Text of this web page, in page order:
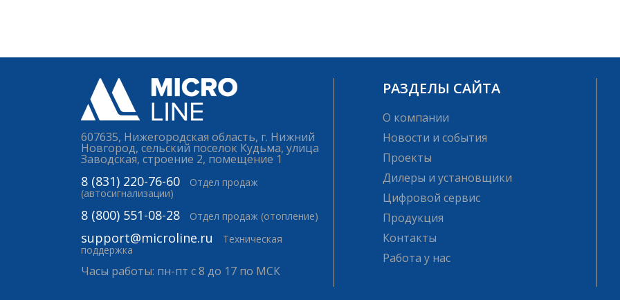
607635, Нижегородская область, г. Нижний
Новгород, сельский поселок Кудьма, улица
Заводская, строение 2, помещение 1
8 (831) 220-76-60
Отдел продаж
(автосигнализации)
8 (800) 551-08-28 Отдел продаж (отопление)
support@microline.ru
Техническая
поддержка
Часы работы: пн-пт с 8 до 17 по МСК
РАЗДЕЛЫ САЙТА
О компании
Новости и события
Проекты
Дилеры и установщики
Цифровой сервис
Продукция
Контакты
Работа у нас